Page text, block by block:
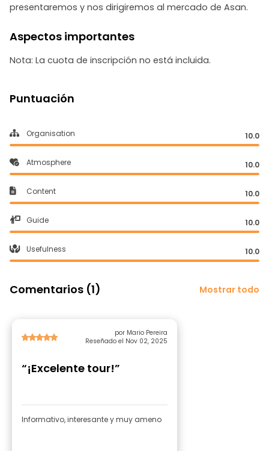
presentaremos y nos dirigiremos al mercado de Asan.
Aspectos importantes
Nota: La cuota de inscripción no está incluida.
Puntuación
Organisation 10.0
Atmosphere 10.0
Content 10.0
Guide 10.0
Usefulness 10.0
Comentarios (1) Mostrar todo
por Mario Pereira
Reseñado el Nov 02, 2025
“¡Excelente tour!”
Informativo, interesante y muy ameno